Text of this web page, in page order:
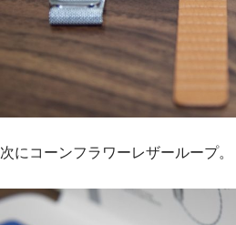
次にコーンフラワーレザーループ。